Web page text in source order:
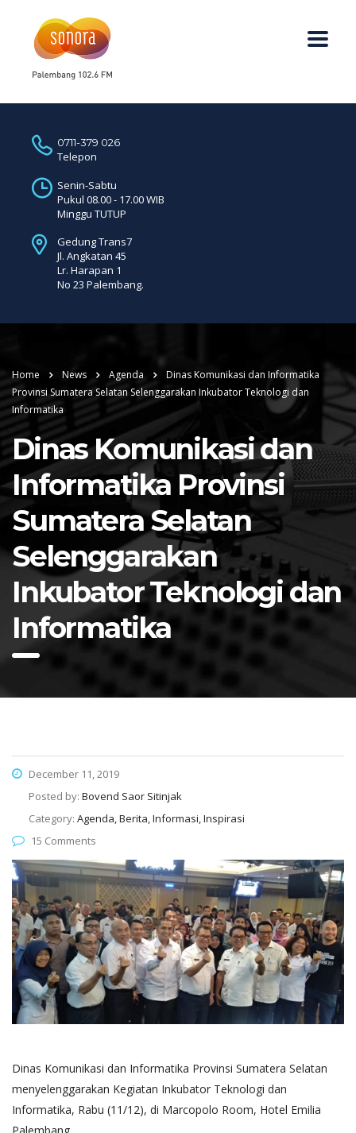
0711-379 026
Telepon
Senin-Sabtu
Pukul 08.00 - 17.00 WIB
Minggu TUTUP
Gedung Trans7
Jl. Angkatan 45
Lr. Harapan 1
No 23 Palembang.
Home News Agenda
Dinas Komunikasi dan Informatika
Provinsi Sumatera Selatan Selenggarakan Inkubator Teknologi dan
Informatika
Dinas Komunikasi dan
Informatika Provinsi
Sumatera Selatan
Selenggarakan
Inkubator Teknologi dan
Informatika
December 11, 2019
Posted by: Bovend Saor Sitinjak
Category: Agenda, Berita, Informasi, Inspirasi
15 Comments
Dinas Komunikasi dan Informatika Provinsi Sumatera Selatan
menyelenggarakan Kegiatan Inkubator Teknologi dan
Informatika, Rabu (11/12), di Marcopolo Room, Hotel Emilia
Palembang.